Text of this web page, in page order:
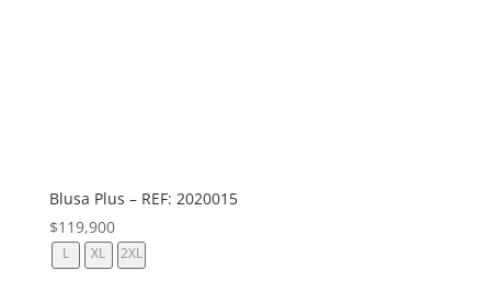
Blusa Plus – REF: 2020015
$119,900
L XL 2XL